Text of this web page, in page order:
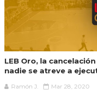
LEB Oro, la
nadie se atreve a
Ramón J. Mar 28, 2020